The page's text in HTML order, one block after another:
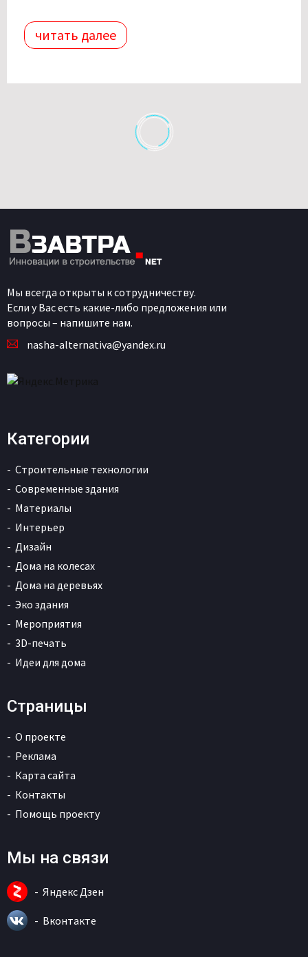
читать далее
Мы всегда открыты к сотрудничеству.
Если у Вас есть какие-либо предложения или
вопросы – напишите нам.
nasha-alternativa@yandex.ru
Категории
Строительные технологии
Современные здания
Материалы
Интерьер
Дизайн
Дома на колесах
Дома на деревьях
Эко здания
Мероприятия
3D-печать
Идеи для дома
Страницы
О проекте
Реклама
Карта сайта
Контакты
Помощь проекту
Мы на связи
Яндекс Дзен
Вконтакте